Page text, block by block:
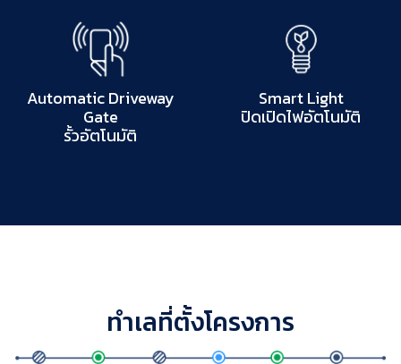
Automatic Driveway
Gate
รั้วอัตโนมัติ
Smart Light
ปิดเปิดไฟอัตโนมัติ
ทำเลที่ตั้งโครงการ